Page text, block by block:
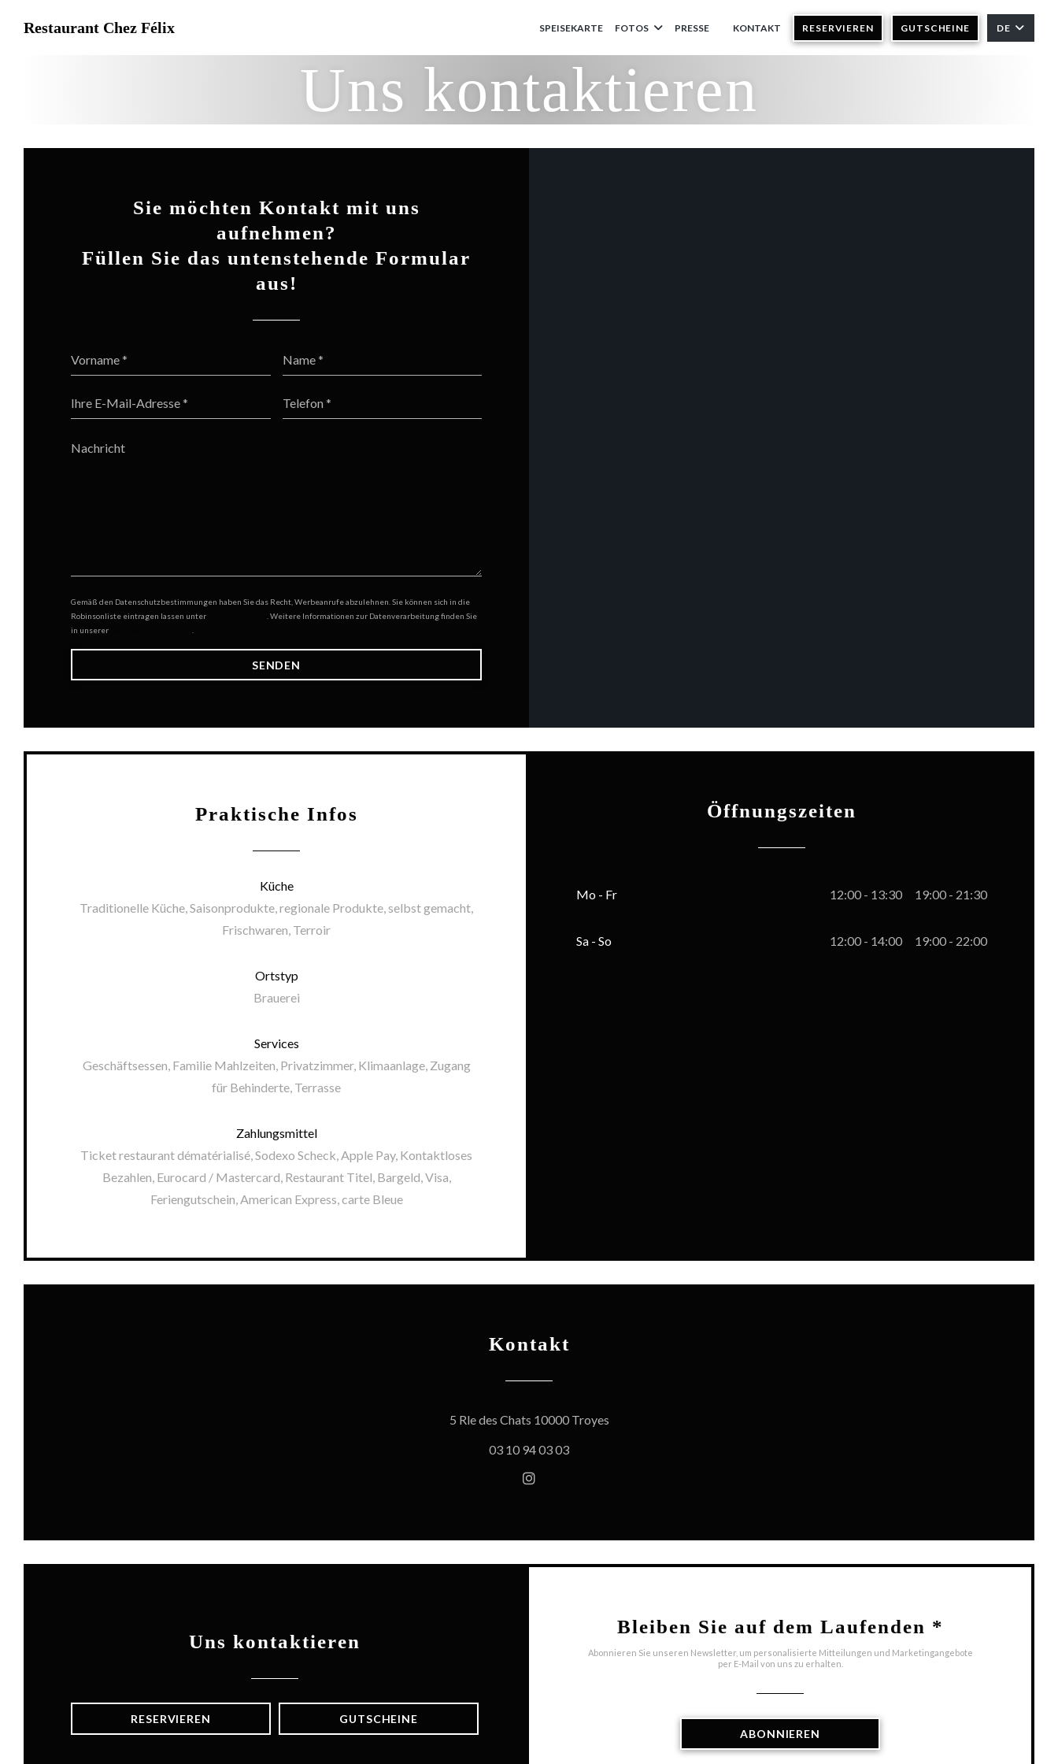
Restaurant Chez Félix SPEISEKARTE FOTOS PRESSE
((ÖFFNET EIN NEUES FENSTER))
KONTAKT RESERVIEREN GUTSCHEINE DE
Uns kontaktieren
Sie möchten Kontakt mit uns
aufnehmen?
Füllen Sie das untenstehende Formular
aus!
Gemäß den Datenschutzbestimmungen haben Sie das Recht, Werbeanrufe abzulehnen. Sie können sich in die
Robinsonliste eintragen lassen unter
. Weitere Informationen zur Datenverarbeitung finden Sie
in unserer
Praktische Infos
Küche
Traditionelle Küche, Saisonprodukte, regionale Produkte, selbst gemacht,
Frischwaren, Terroir
Ortstyp
Brauerei
Services
Geschäftsessen, Familie Mahlzeiten, Privatzimmer, Klimaanlage, Zugang
für Behinderte, Terrasse
Zahlungsmittel
Ticket restaurant dématérialisé, Sodexo Scheck, Apple Pay, Kontaktloses
Bezahlen, Eurocard / Mastercard, Restaurant Titel, Bargeld, Visa,
Feriengutschein, American Express, carte Bleue
Öffnungszeiten
Mo - Fr 12:00 - 13:30 19:00 - 21:30
Sa - So 12:00 - 14:00 19:00 - 22:00
Kontakt
5 Rle des Chats 10000 Troyes((öffnet ein neues Fenster))
03 10 94 03 03
Instagram ((öffnet ein neues Fenster))
Uns kontaktieren
RESERVIEREN GUTSCHEINE
Bleiben Sie auf dem Laufenden *
Abonnieren Sie unseren Newsletter, um personalisierte Mitteilungen und Marketingangebote
per E-Mail von uns zu erhalten.
ABONNIEREN